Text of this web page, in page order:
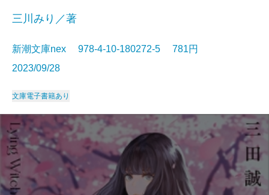
三川みり／著
新潮文庫nex 978-4-10-180272-5 781円
2023/09/28
文庫電子書籍あり